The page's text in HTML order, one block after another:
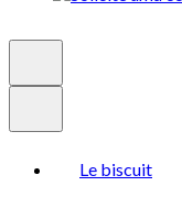
Le biscuit